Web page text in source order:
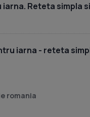
Reteta simpla
iarna - reteta
romania